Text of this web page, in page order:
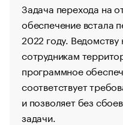
Задача перехода на
обеспечение встала
2022 году.
сотрудникам
программное
соответствует
и позволяет без
задачи.